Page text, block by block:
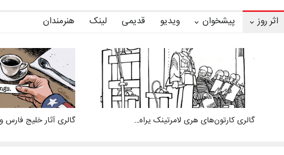
اثر روز پیشخوان ویدیو قدیمی لینک هنرمندان
گالری آثار خلیج فارس گالری کارتون‌های هری لامرتینک یراه…